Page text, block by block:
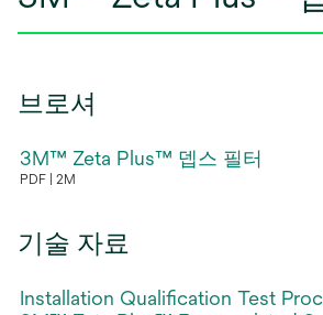
브로셔
3M™ Zeta Plus™ 뎁스 필터
PDF 2M
에
열
기술 자료
Installation Qualification Test